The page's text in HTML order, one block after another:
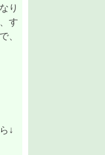
り
す
、
↓